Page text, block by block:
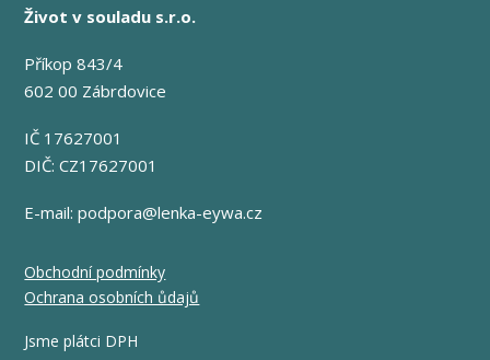
Život v souladu s.r.o.
Příkop 843/4
602 00 Zábrdovice
IČ 17627001
DIČ: CZ17627001
E-mail:podpora@lenka-eywa.cz
Obchodní podmínky
Ochrana osobních ůdajů
Jsme plátci DPH